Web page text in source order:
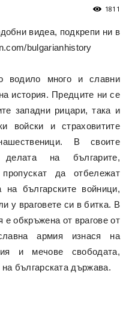
1811
видеа, подкрепи ни в
bulgarianhistory
водило много и славни
история. Предците ни се
западни рицари, така и
войски и страховитите
В своите
на българите,
да отбележат
на българските войници,
у враговете си в битка. В
е обкръжена от врагове от
армия изнася на
и мечове свободата,
българската държава.